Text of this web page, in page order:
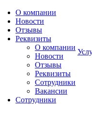
О компании
Новости
Отзывы
Реквизиты
О компании
Новости
Отзывы
Реквизиты
Сотрудники
Вакансии
Сотрудники